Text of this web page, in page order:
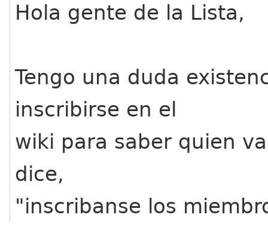
Hola gente de la Lista,
Tengo una duda
inscribirse en el
wiki para saber quien
dice,
"inscribanse los